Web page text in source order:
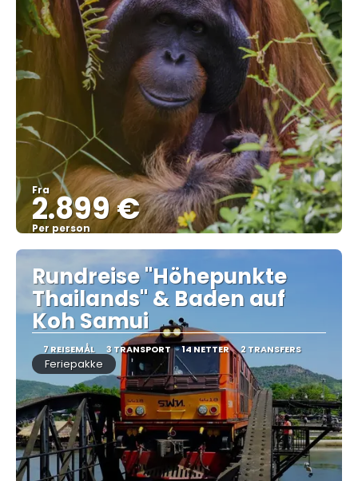
Fra
2.899 €
Per person
Se
Rundreise "Höhepunkte
Thailands" & Baden auf
Koh Samui
7 REISEMÅL 3 TRANSPORT 14 NETTER 2 TRANSFERS
Feriepakke